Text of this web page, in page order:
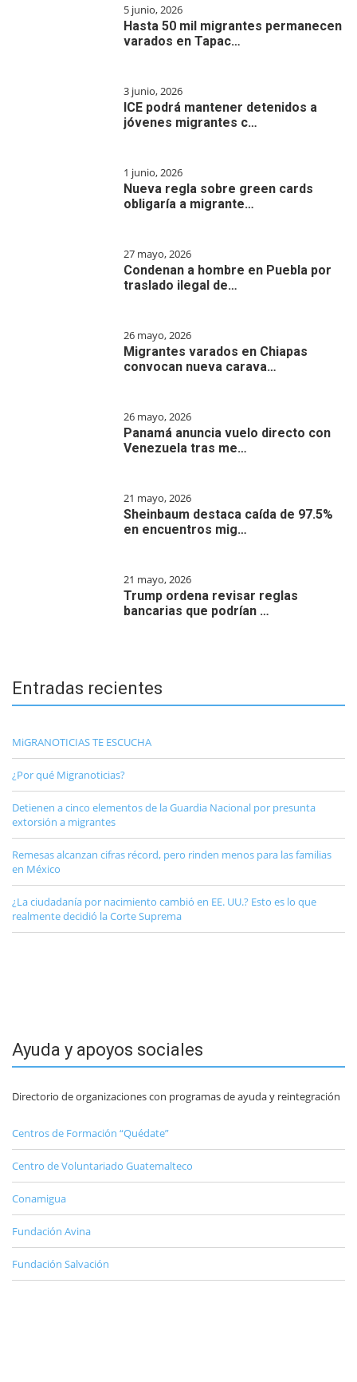
5 junio, 2026
Hasta 50 mil migrantes permanecen
varados en Tapac…
3 junio, 2026
ICE podrá mantener detenidos a
jóvenes migrantes c…
1 junio, 2026
Nueva regla sobre green cards
obligaría a migrante…
27 mayo, 2026
Condenan a hombre en Puebla por
traslado ilegal de…
26 mayo, 2026
Migrantes varados en Chiapas
convocan nueva carava…
26 mayo, 2026
Panamá anuncia vuelo directo con
Venezuela tras me…
21 mayo, 2026
Sheinbaum destaca caída de 97.5%
en encuentros mig…
21 mayo, 2026
Trump ordena revisar reglas
bancarias que podrían …
Entradas recientes
MiGRANOTICIAS TE ESCUCHA
¿Por qué Migranoticias?
Detienen a cinco elementos de la Guardia Nacional por presunta
extorsión a migrantes
Remesas alcanzan cifras récord, pero rinden menos para las familias
en México
¿La ciudadanía por nacimiento cambió en EE. UU.? Esto es lo que
realmente decidió la Corte Suprema
Ayuda y apoyos sociales
Directorio de organizaciones con programas de ayuda y reintegración
Centros de Formación “Quédate”
Centro de Voluntariado Guatemalteco
Conamigua
Fundación Avina
Fundación Salvación